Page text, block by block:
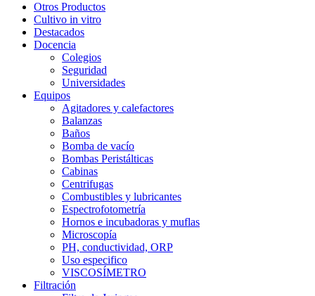
Otros Productos
Cultivo in vitro
Destacados
Docencia
Colegios
Seguridad
Universidades
Equipos
Agitadores y calefactores
Balanzas
Baños
Bomba de vacío
Bombas Peristálticas
Cabinas
Centrifugas
Combustibles y lubricantes
Espectrofotometría
Hornos e incubadoras y muflas
Microscopía
PH, conductividad, ORP
Uso especifico
VISCOSÍMETRO
Filtración